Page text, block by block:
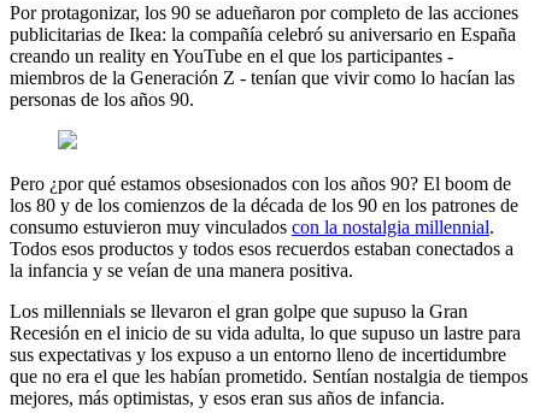
Por protagonizar, los 90 se adueñaron por completo de las acciones
publicitarias de Ikea: la compañía celebró su aniversario en España
creando un reality en YouTube en el que los participantes -
miembros de la Generación Z - tenían que vivir como lo hacían las
personas de los años 90.
Pero ¿por qué estamos obsesionados con los años 90? El boom de
los 80 y de los comienzos de la década de los 90 en los patrones de
consumo estuvieron muy vinculados con la nostalgia millennial.
Todos esos productos y todos esos recuerdos estaban conectados a
la infancia y se veían de una manera positiva.
Los millennials se llevaron el gran golpe que supuso la Gran
Recesión en el inicio de su vida adulta, lo que supuso un lastre para
sus expectativas y los expuso a un entorno lleno de incertidumbre
que no era el que les habían prometido. Sentían nostalgia de tiempos
mejores, más optimistas, y esos eran sus años de infancia.